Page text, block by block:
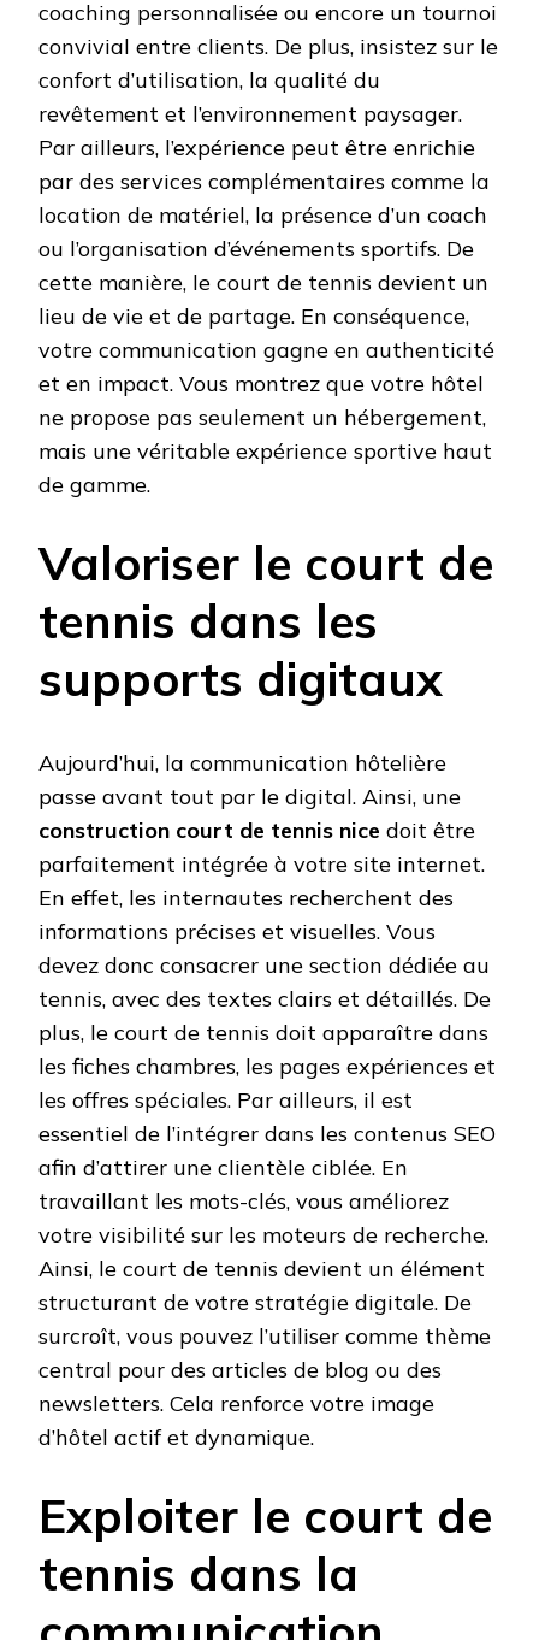
coaching personnalisée ou encore un tournoi
convivial entre clients. De plus, insistez sur le
confort d’utilisation, la qualité du
revêtement et l’environnement paysager.
Par ailleurs, l’expérience peut être enrichie
par des services complémentaires comme la
location de matériel, la présence d’un coach
ou l’organisation d’événements sportifs. De
cette manière, le court de tennis devient un
lieu de vie et de partage. En conséquence,
votre communication gagne en authenticité
et en impact. Vous montrez que votre hôtel
ne propose pas seulement un hébergement,
mais une véritable expérience sportive haut
de gamme.
Valoriser le court de
tennis dans les
supports digitaux
Aujourd’hui, la communication hôtelière
passe avant tout par le digital. Ainsi, une
construction court de tennis nice doit être
parfaitement intégrée à votre site internet.
En effet, les internautes recherchent des
informations précises et visuelles. Vous
devez donc consacrer une section dédiée au
tennis, avec des textes clairs et détaillés. De
plus, le court de tennis doit apparaître dans
les fiches chambres, les pages expériences et
les offres spéciales. Par ailleurs, il est
essentiel de l’intégrer dans les contenus SEO
afin d’attirer une clientèle ciblée. En
travaillant les mots-clés, vous améliorez
votre visibilité sur les moteurs de recherche.
Ainsi, le court de tennis devient un élément
structurant de votre stratégie digitale. De
surcroît, vous pouvez l’utiliser comme thème
central pour des articles de blog ou des
newsletters. Cela renforce votre image
d’hôtel actif et dynamique.
Exploiter le court de
tennis dans la